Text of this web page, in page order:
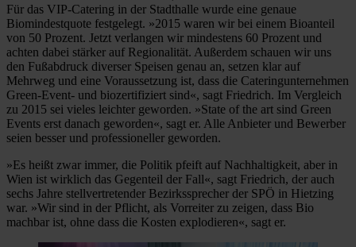
Für das VIP-Catering in der Stadthalle wurde eine genaue
Biomindestquote festgelegt. »2015 waren wir bei einem Bioanteil
von 50 Prozent. Jetzt verlangen wir mindestens 60 Prozent und
achten dabei stärker auf Regionalität. Außerdem schauen wir uns
den Fußabdruck diverser Speisen genau an, setzen klar auf
Mehrweg und eine Voraussetzung ist, dass die Cateringunternehmen
Green-Event- und biozertifiziert sind«, sagt Friedrich. Im Vergleich
zu 2015 sei vieles leichter geworden. »State of the art sind Green
Events erst danach geworden«, sagt er. Alle Anbieter und Bewerber
seien besser und professioneller geworden.
»Es heißt zwar immer, die Politik pfeift auf Nachhaltigkeit, aber in
Wien ist wirklich das Gegenteil der Fall«, sagt Friedrich, der auch
sechs Jahre stellvertretender Bezirkssprecher der SPÖ in Hietzing
war. »Wir sind in der Pflicht, als Vorreiter zu zeigen, dass Bio
machbar ist, ohne dass die Kosten explodieren«, sagt er.